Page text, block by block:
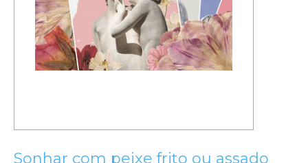
Sonhar com peixe frito ou assado